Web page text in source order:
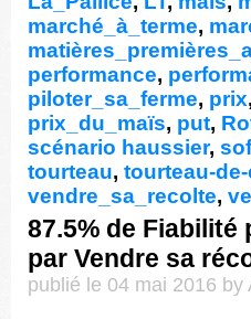
marché_à_terme,
performance,
piloter_sa_ferme, prix,
prix_du_maïs, put,
scénario haussier,
tourteau, tourteau-
vendre_sa_recolte,
87.5% de
par Vendre sa
publié le 04 mai 2016 by